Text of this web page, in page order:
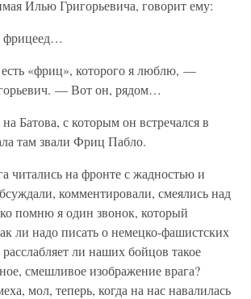
Илью Григорьевича, говорит ему:
фрицеед…
«фриц», которого я люблю, —
— Вот он, рядом…
Батова, с которым он встречался в
там звали Фриц Пабло.
читались на фронте с жадностью и
комментировали, смеялись над
помню я один звонок, который
ли надо писать о немецко-фашистских
ли наших бойцов такое
смешливое изображение врага?
мол, теперь, когда на нас навалилась